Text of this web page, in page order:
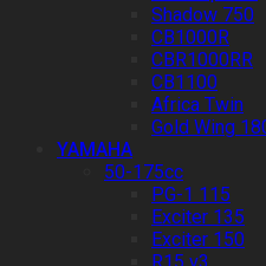
Shadow 750
CB1000R
CBR1000RR
CB1100
Africa Twin
Gold Wing
YAMAHA
50-175cc
PG-1 115
Exciter 135
Exciter 150